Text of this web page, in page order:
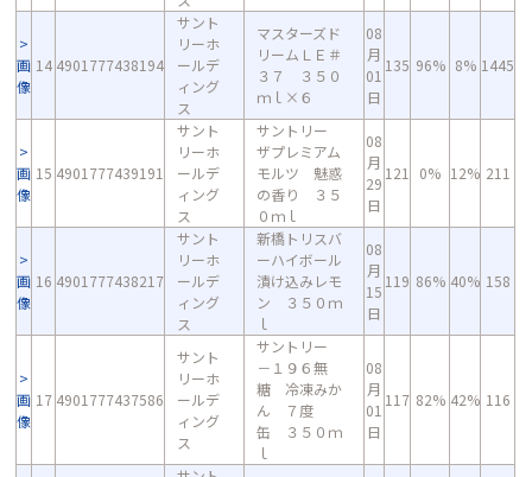
画
像
14 4901777438194
サント
リーホ
ールデ
ィング
ス
マスターズド
リームＬＥ＃
３７ ３５０
ｍｌ×６
08
月
01
日
135 96% 8% 1445
画
像
15 4901777439191
サント
リーホ
ールデ
ィング
ス
サントリー
ザプレミアム
モルツ 魅惑
の香り ３５
０ｍｌ
08
月
29
日
121 0% 12% 211
画
像
16 4901777438217
サント
リーホ
ールデ
ィング
ス
新橋トリスバ
ーハイボール
漬け込みレモ
ン ３５０ｍ
ｌ
08
月
15
日
119 86% 40% 158
画
像
17 4901777437586
サント
リーホ
ールデ
ィング
ス
サントリー
－１９６無
糖 冷凍みか
ん ７度
缶 ３５０ｍ
ｌ
08
月
01
日
117 82% 42% 116